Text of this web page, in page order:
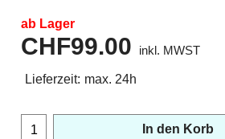
ab Lager
CHF99.00 inkl. MWST
Lieferzeit: max. 24h
In den Korb